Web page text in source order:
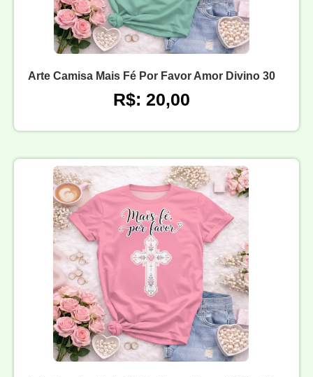
Arte Camisa Mais Fé Por Favor Amor Divino 30
R$: 20,00